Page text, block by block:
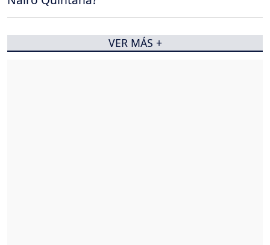
VER MÁS +